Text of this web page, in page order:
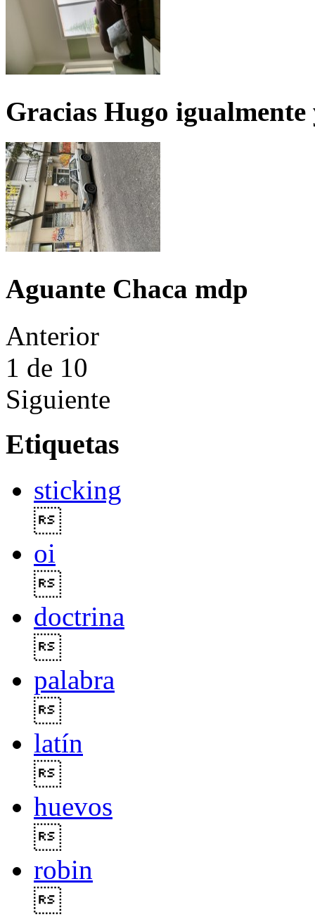
Gracias Hugo igualmente
Aguante Chaca mdp
Anterior
1 de 10
Siguiente
Etiquetas
sticking
oi
doctrina
palabra
latín
huevos
robin